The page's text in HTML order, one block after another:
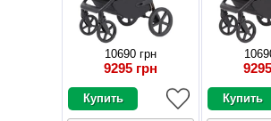
10690 грн
9295 грн